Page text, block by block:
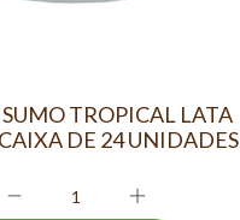
TROPICAL LATA
DE 24 UNIDADES